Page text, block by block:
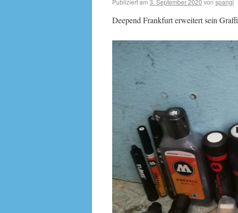
Publiziert am 3. September 2020 von spangi
Deepend Frankfurt erweitert sein